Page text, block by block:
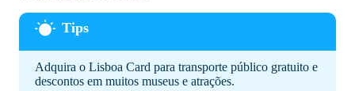
Adquira o Lisboa Card para transporte público gratuito e
descontos em muitos museus e atrações.